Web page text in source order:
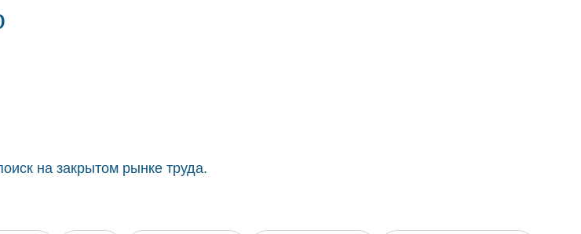
на закрытом рынке труда.